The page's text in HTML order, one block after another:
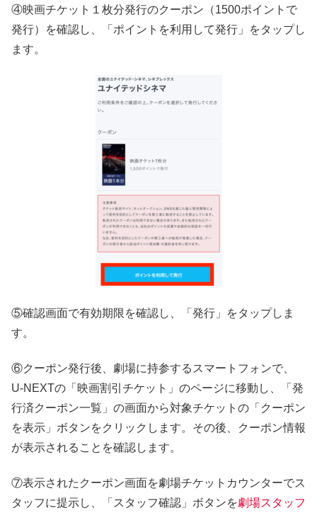
④映画チケット１枚分発行のクーポン（1500ポイントで
発行）を確認し、「ポイントを利用して発行」をタップし
ます。
⑤確認画面で有効期限を確認し、「発行」をタップしま
す。
⑥クーポン発行後、劇場に持参するスマートフォンで、
U-NEXTの「映画割引チケット」のページに移動し、「発
行済クーポン一覧」の画面から対象チケットの「クーポン
を表示」ボタンをクリックします。その後、クーポン情報
が表示されることを確認します。
⑦表示されたクーポン画面を劇場チケットカウンターでス
タッフに提示し、「スタッフ確認」ボタンを劇場スタッフ